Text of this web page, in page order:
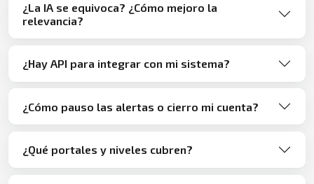
¿La IA se equivoca? ¿Cómo mejoro la
relevancia?
¿Hay API para integrar con mi sistema?
¿Cómo pauso las alertas o cierro mi cuenta?
¿Qué portales y niveles cubren?